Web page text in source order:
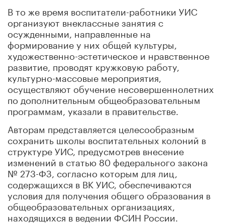
В то же время воспитатели-работники УИС
организуют внеклассные занятия с
осужденными, направленные на
формирование у них общей культуры,
художественно-эстетическое и нравственное
развитие, проводят кружковую работу,
культурно-массовые мероприятия,
осуществляют обучение несовершеннолетних
по дополнительным общеобразовательным
программам, указали в правительстве.
Авторам представляется целесообразным
сохранить школы воспитательных колоний в
структуре УИС, предусмотрев внесение
изменений в статью 80 федерального закона
№ 273-ФЗ, согласно которым для лиц,
содержащихся в ВК УИС, обеспечиваются
условия для получения общего образования в
общеобразовательных организациях,
находящихся в ведении ФСИН России.